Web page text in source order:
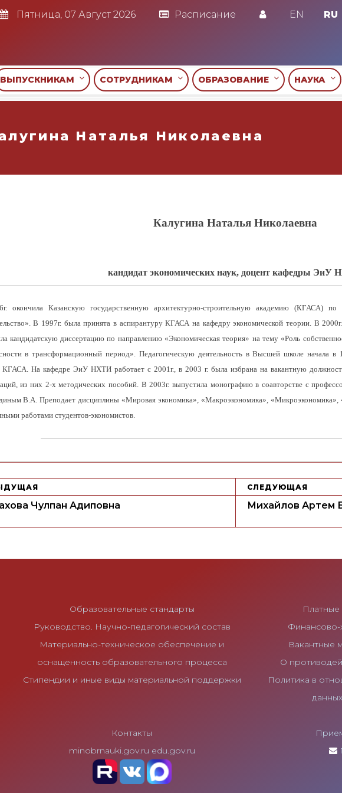
Пятница, 07 Август 2026 Расписание EN RU
ВЫПУСКНИКАМ СОТРУДНИКАМ ОБРАЗОВАНИЕ НАУКА
Наталья Николаевна
Калугина Наталья Николаевна
кандидат экономических наук, доцент кафедры ЭиУ
окончила Казанскую государственную архитектурно-строительную академию (КГАСА) по
В 1997г. была принята в аспирантуру КГАСА на кафедру экономической теории. В
кандидатскую диссертацию по направлению «Экономическая теория» на тему «Роль
в трансформационный период». Педагогическую деятельность в Высшей школе начала в
КГАСА. На кафедре ЭиУ НХТИ работает с 2001г., в 2003 г. была избрана на вакантную
из них 2-х методических пособий. В 2003г. выпустила монографию в соавторстве с
В.А. Преподает дисциплины «Мировая экономика», «Макроэкономика», «Микроэкономика»,
работами студентов-экономистов.
Чулпан Адиповна
СЛЕДУЮЩАЯ
Михайлов Артем
Образовательные стандарты
Руководство. Научно-педагогический состав
Материально-техническое обеспечение и
оснащенность образовательного процесса
Стипендии и иные виды материальной поддержки
Платные
Финансово-
Вакантные
О
Политика в
Контакты
minobrnauki.gov.ru edu.gov.ru